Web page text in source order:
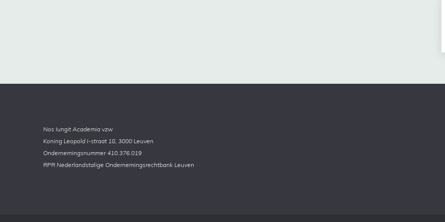
Nos Iungit Academia vzw
Koning Leopold I-straat 18, 3000 Leuven
Ondernemingsnummer 410.376.019
RPR Nederlandstalige Ondernemingsrechtbank Leuven